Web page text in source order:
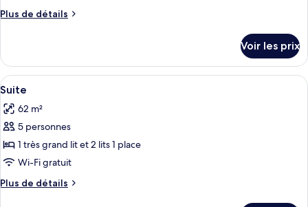
chambre :
2
chambres
Plus de détails
Plus
le
type
de
Chambre
Familiale,
chambres
Voir les prix
Afficher
toutes
les
photos
pour
ce
type
de
Un salon moderne avec un
8
Suite
62 m²
5 personnes
1 très grand lit et 2 lits 1 place
Wi-Fi gratuit
Plus de détails
Plus